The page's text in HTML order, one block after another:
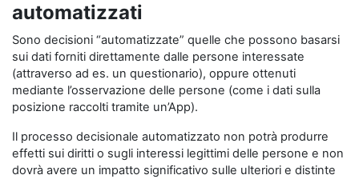
automatizzati
Sono decisioni “automatizzate” quelle che possono basarsi
sui dati forniti direttamente dalle persone interessate
(attraverso ad es. un questionario), oppure ottenuti
mediante l’osservazione delle persone (come i dati sulla
posizione raccolti tramite un’App).
Il processo decisionale automatizzato non potrà produrre
effetti sui diritti o sugli interessi legittimi delle persone e non
dovrà avere un impatto significativo sulle ulteriori e distinte